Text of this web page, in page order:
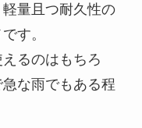
量且つ耐久性の
す。
るのはもちろ
な雨でもある程